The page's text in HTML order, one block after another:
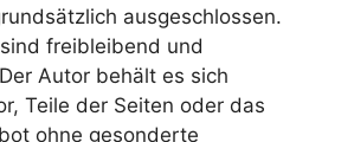
ausgeschlossen.
freibleibend und
Autor behält es sich
Teile der Seiten oder das
ohne gesonderte